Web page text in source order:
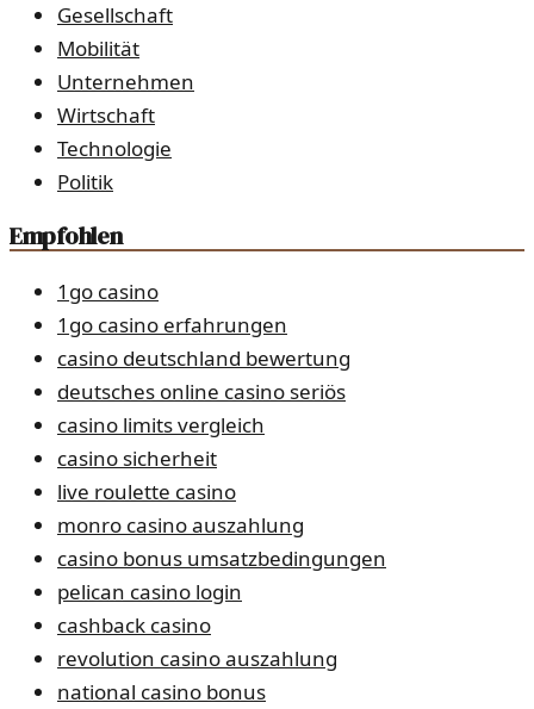
Gesellschaft
Mobilität
Unternehmen
Wirtschaft
Technologie
Politik
Empfohlen
1go casino
1go casino erfahrungen
casino deutschland bewertung
deutsches online casino seriös
casino limits vergleich
casino sicherheit
live roulette casino
monro casino auszahlung
casino bonus umsatzbedingungen
pelican casino login
cashback casino
revolution casino auszahlung
national casino bonus